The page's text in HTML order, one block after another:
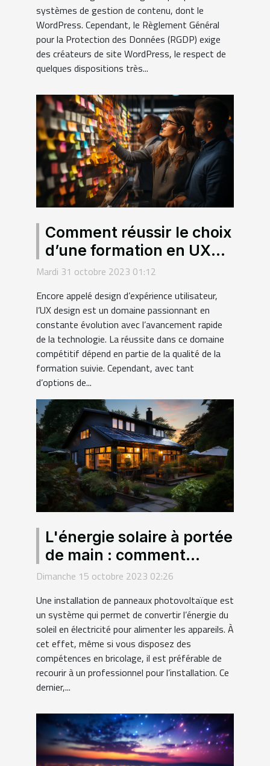
systèmes de gestion de contenu, dont le
WordPress. Cependant, le Règlement Général
pour la Protection des Données (RGDP) exige
des créateurs de site WordPress, le respect de
quelques dispositions très...
Comment réussir le choix
d’une formation en UX
design ?
Mardi 31 octobre 2023 01:12
Encore appelé design d’expérience utilisateur,
l’UX design est un domaine passionnant en
constante évolution avec l’avancement rapide
de la technologie. La réussite dans ce domaine
compétitif dépend en partie de la qualité de la
formation suivie. Cependant, avec tant
d’options de...
L'énergie solaire à portée
de main : comment
choisir le meilleur
photovoltaïques ?
Dimanche 15 octobre 2023 02:26
Une installation de panneaux photovoltaïque est
un système qui permet de convertir l’énergie du
soleil en électricité pour alimenter les appareils. À
cet effet, même si vous disposez des
compétences en bricolage, il est préférable de
recourir à un professionnel pour l’installation. Ce
dernier,...